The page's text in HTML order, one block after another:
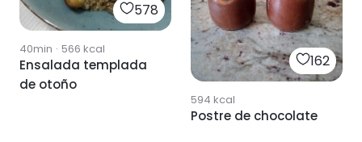
578
40min · 566 kcal
Ensalada templada
de otoño
162
594 kcal
Postre de chocolate